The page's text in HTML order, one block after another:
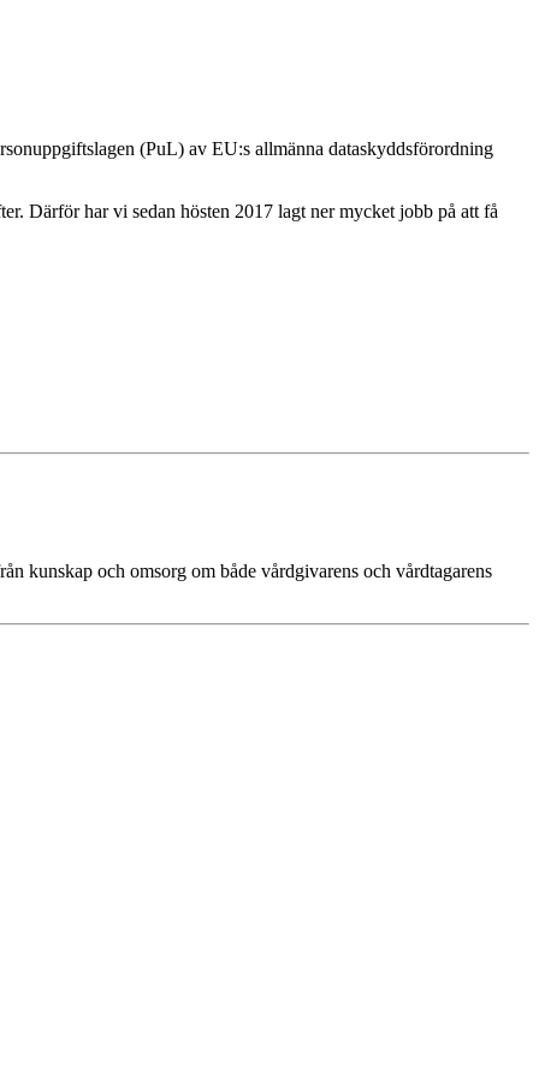
(PuL) av EU:s allmänna dataskyddsförordning
Därför har vi sedan hösten 2017 lagt ner mycket jobb på att få
kunskap och omsorg om både vårdgivarens och vårdtagarens